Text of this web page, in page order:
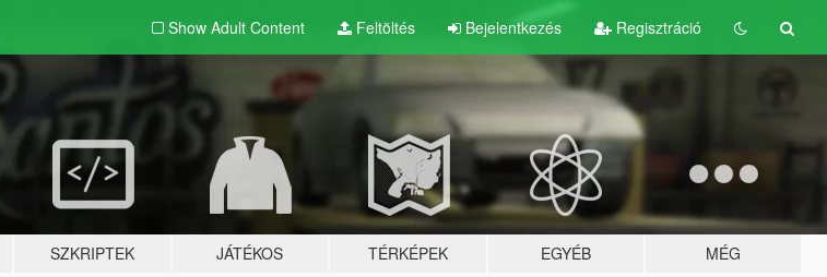
Show Adult Content Feltöltés Bejelentkezés Regisztráció
SZKRIPTEK JÁTÉKOS TÉRKÉPEK EGYÉB MÉG